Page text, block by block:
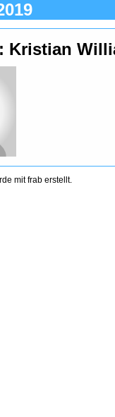
Kristian
mitfrab erstellt.